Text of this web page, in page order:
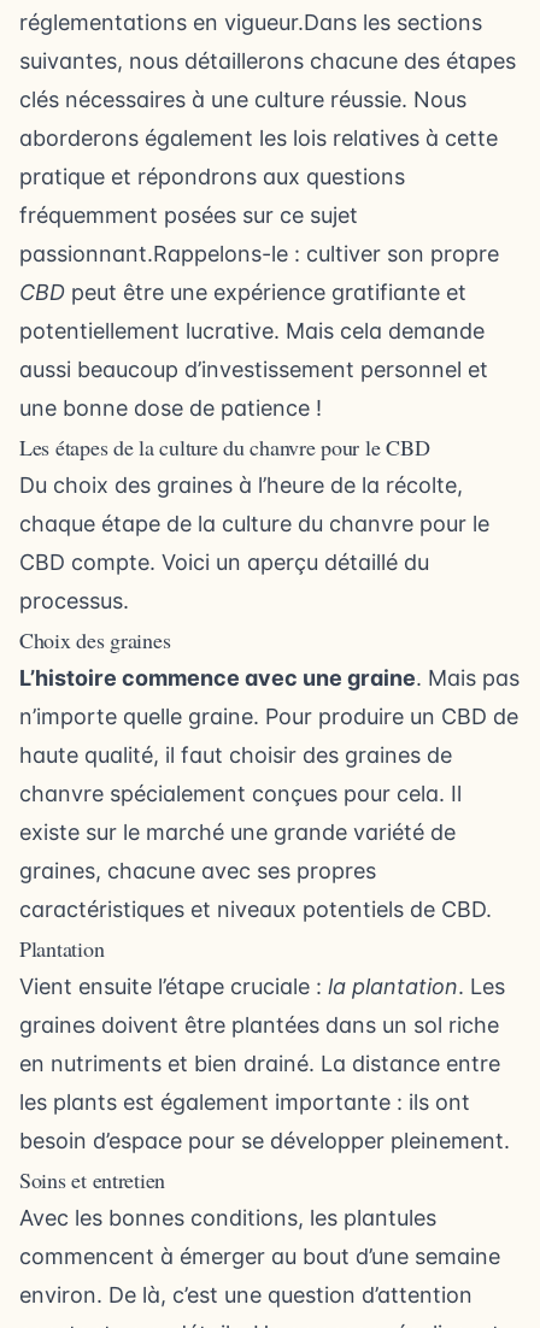
réglementations en vigueur.Dans les sections
suivantes, nous détaillerons chacune des étapes
clés nécessaires à une culture réussie. Nous
aborderons également les lois relatives à cette
pratique et répondrons aux questions
fréquemment posées sur ce sujet
passionnant.Rappelons-le : cultiver son propre
CBD peut être une expérience gratifiante et
potentiellement lucrative. Mais cela demande
aussi beaucoup d’investissement personnel et
une bonne dose de patience !
Les étapes de la culture du chanvre pour le CBD
Du choix des graines à l’heure de la récolte,
chaque étape de la culture du chanvre pour le
CBD compte. Voici un aperçu détaillé du
processus.
Choix des graines
L’histoire commence avec une graine. Mais pas
n’importe quelle graine. Pour produire un CBD de
haute qualité, il faut choisir des graines de
chanvre spécialement conçues pour cela. Il
existe sur le marché une grande variété de
graines, chacune avec ses propres
caractéristiques et niveaux potentiels de CBD.
Plantation
Vient ensuite l’étape cruciale : la plantation. Les
graines doivent être plantées dans un sol riche
en nutriments et bien drainé. La distance entre
les plants est également importante : ils ont
besoin d’espace pour se développer pleinement.
Soins et entretien
Avec les bonnes conditions, les plantules
commencent à émerger au bout d’une semaine
environ. De là, c’est une question d’attention